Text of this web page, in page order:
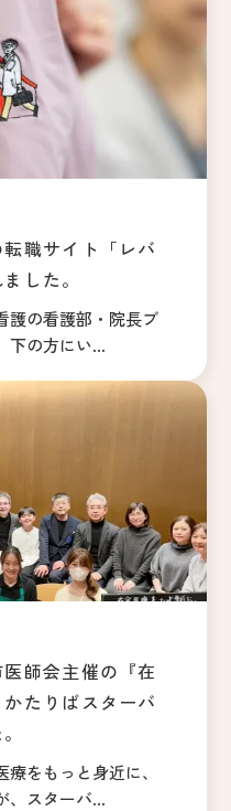
職サイト「レバ
した。
護の看護部・院長ブ
下の方にい...
師会主催の『在
たりばスターバ
をもっと身近に、
、スターバ...